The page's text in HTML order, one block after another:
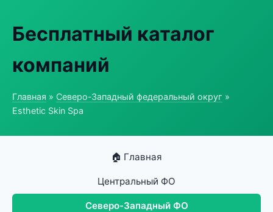
Бесплатный каталог
компаний
Главная » Северо-Западный федеральный округ »
Esthetic Skin Spa
🏠 Главная
Центральный ФО
Северо-Западный ФО